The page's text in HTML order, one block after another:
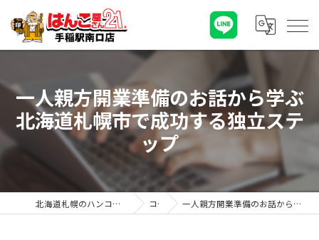
一人親方開業準備のお話から学ぶ
北海道札幌市で成功する独立ステ
ップ
北海道札幌のハンコならはんこ屋さん21手稲駅南口店 コラム 一人親方開業準備のお話から学ぶ北海道札幌市で成功する独立ステップ